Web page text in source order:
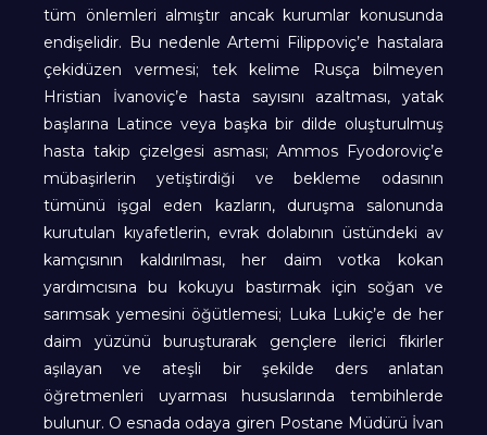
tüm önlemleri almıştır ancak kurumlar konusunda
endişelidir. Bu nedenle Artemi Filippoviç’e hastalara
çekidüzen vermesi; tek kelime Rusça bilmeyen
Hristian İvanoviç’e hasta sayısını azaltması, yatak
başlarına Latince veya başka bir dilde oluşturulmuş
hasta takip çizelgesi asması; Ammos Fyodoroviç’e
mübaşirlerin yetiştirdiği ve bekleme odasının
tümünü işgal eden kazların, duruşma salonunda
kurutulan kıyafetlerin, evrak dolabının üstündeki av
kamçısının kaldırılması, her daim votka kokan
yardımcısına bu kokuyu bastırmak için soğan ve
sarımsak yemesini öğütlemesi; Luka Lukiç’e de her
daim yüzünü buruşturarak gençlere ilerici fikirler
aşılayan ve ateşli bir şekilde ders anlatan
öğretmenleri uyarması hususlarında tembihlerde
bulunur. O esnada odaya giren Postane Müdürü İvan